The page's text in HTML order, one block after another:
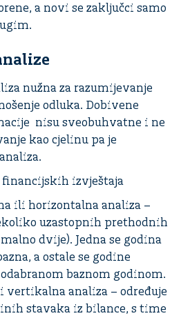
a novi se zaključci samo
nužna za razumijevanje
odluka. Dobivene
nisu sveobuhvatne i ne
kao cjelinu pa je
financijskih izvještaja
ili horizontalna analiza –
uzastopnih prethodnih
dvije). Jedna se godina
a ostale se godine
baznom godinom.
analiza – određuje
stavaka iz bilance, s time